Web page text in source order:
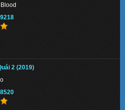
- Hồi Ức Sát Thủ
2 (2019)